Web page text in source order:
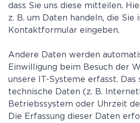
dass Sie uns diese mitteilen.
z. B. um Daten handeln, die Sie
Kontaktformular eingeben.
Andere Daten werden
Einwilligung beim Besuch der
unsere IT-Systeme erfasst. Das
technische Daten (z. B.
Betriebssystem oder Uhrzeit
Die Erfassung dieser Daten